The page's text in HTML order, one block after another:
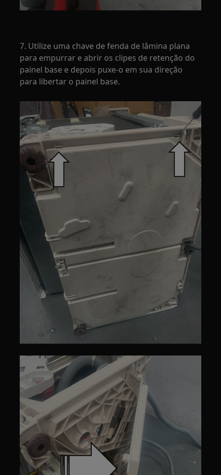
7. Utilize uma chave de fenda de lâmina plana
para empurrar e abrir os clipes de retenção do
painel base e depois puxe-o em sua direção
para libertar o painel base.